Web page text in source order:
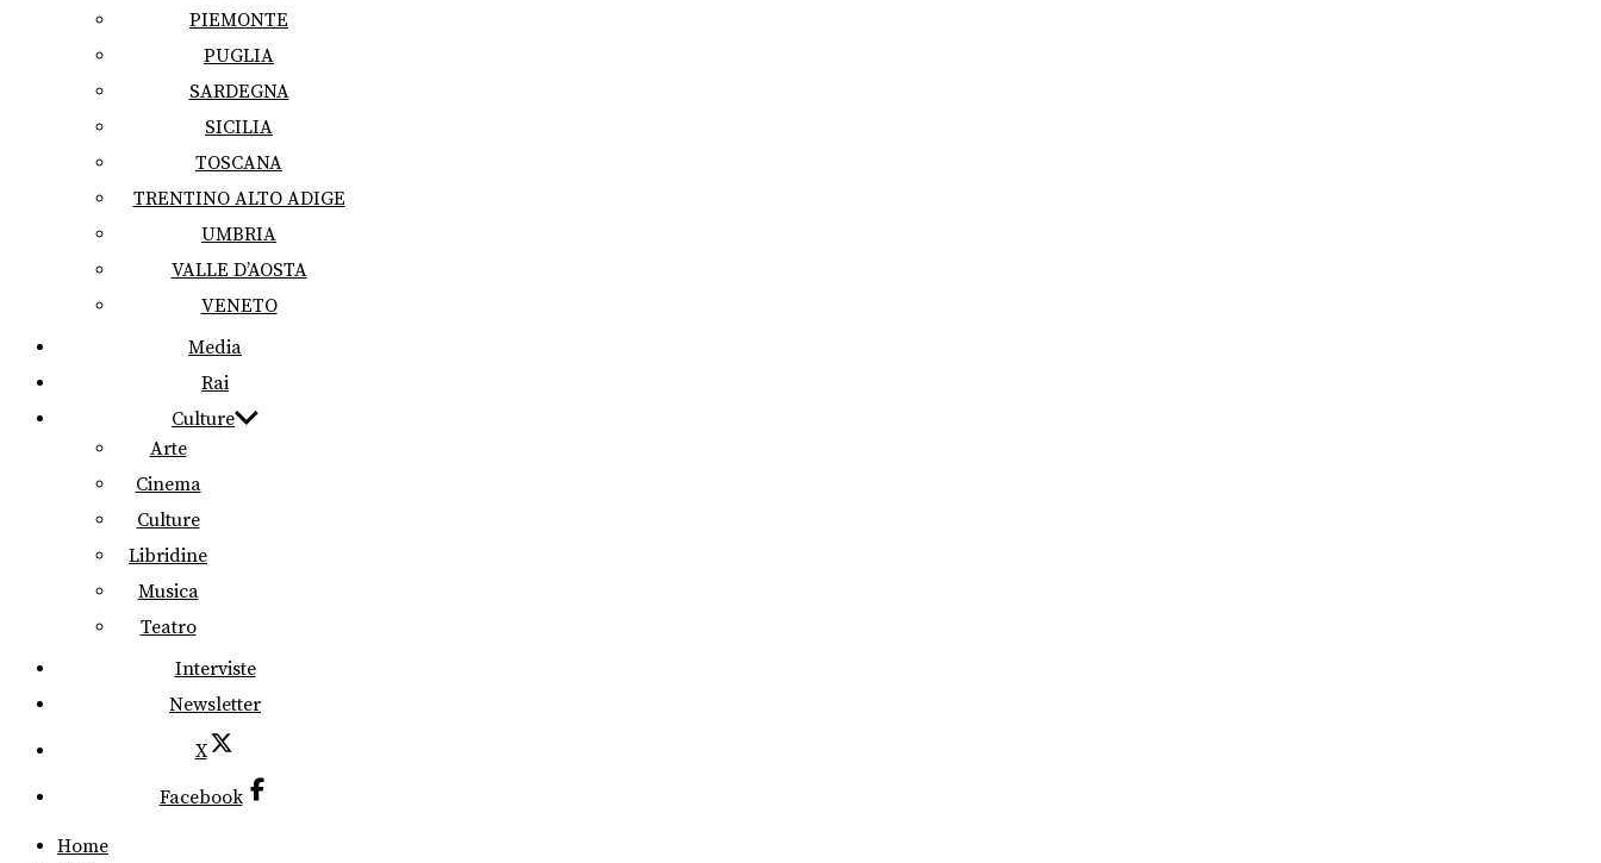
PIEMONTE
PUGLIA
SARDEGNA
SICILIA
TOSCANA
TRENTINO ALTO ADIGE
UMBRIA
VALLE D’AOSTA
VENETO
Media
Rai
Culture
Arte
Cinema
Culture
Libridine
Musica
Teatro
Interviste
Newsletter
X
Facebook
Home